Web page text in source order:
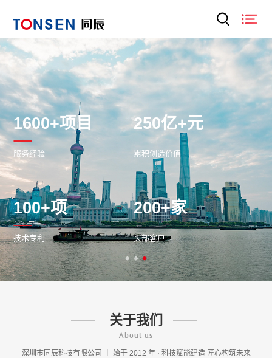
1600+项目 250亿+元
服务经验 累积创造价值
100+项 200+家
技术专利 头部客户
关于我们
About us
深圳市同辰科技有限公司 ｜ 始于 2012 年 · 科技赋能建造 匠心构筑未来